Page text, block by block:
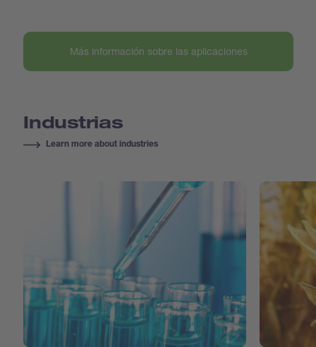
Más información sobre las aplicaciones
Industrias
Learn more about industries